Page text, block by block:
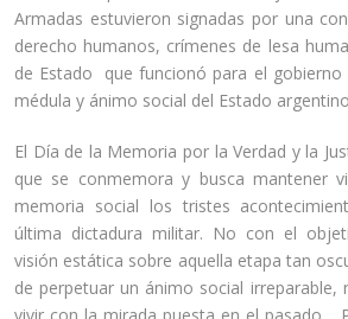
Armadas estuvieron signadas por una
derecho humanos, crímenes de lesa
de Estado que funcionó para el
médula y ánimo social del Estado
El Día de la Memoria por la Verdad y la
que se conmemora y busca mantener
memoria social los tristes
última dictadura militar. No con el
visión estática sobre aquella etapa tan
de perpetuar un ánimo social irreparable,